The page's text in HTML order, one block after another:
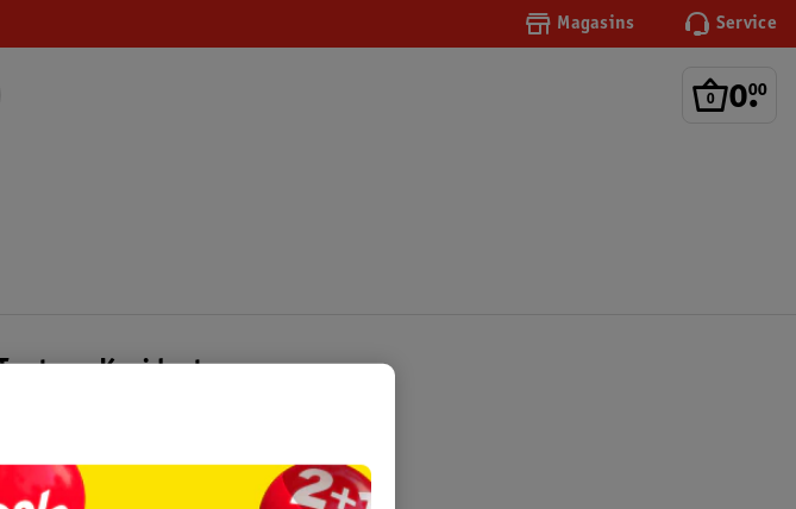
Magasins Service
0.
00
sur Kruidvat
Formule commerciale